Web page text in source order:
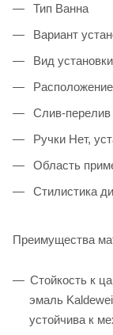
Тип Ванна
Вариант
Вид
Слив-перелив
Ручки Нет,
Область
Стилистика
Преимущества
Стойкость к
эмаль
устойчива к